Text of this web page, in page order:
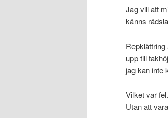
Jag vill att
känns
upp till
jag kan inte
Vilket var
Utan att